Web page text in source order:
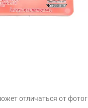
отличаться от